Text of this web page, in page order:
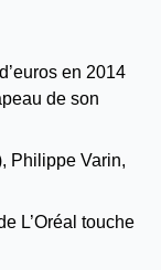
en 2014
de son
Philippe Varin,
L’Oréal touche